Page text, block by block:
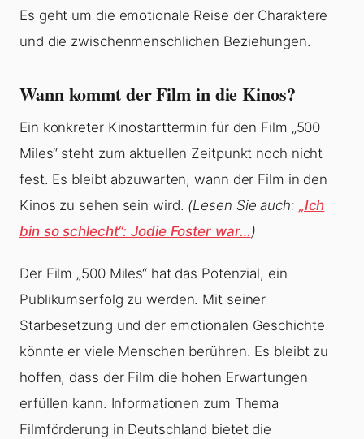
Es geht um die emotionale Reise der Charaktere
und die zwischenmenschlichen Beziehungen.
Wann kommt der Film in die Kinos?
Ein konkreter Kinostarttermin für den Film „500
Miles“ steht zum aktuellen Zeitpunkt noch nicht
fest. Es bleibt abzuwarten, wann der Film in den
Kinos zu sehen sein wird. (Lesen Sie auch: „Ich
bin so schlecht“: Jodie Foster war…)
Der Film „500 Miles“ hat das Potenzial, ein
Publikumserfolg zu werden. Mit seiner
Starbesetzung und der emotionalen Geschichte
könnte er viele Menschen berühren. Es bleibt zu
hoffen, dass der Film die hohen Erwartungen
erfüllen kann. Informationen zum Thema
Filmförderung in Deutschland bietet die